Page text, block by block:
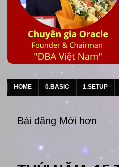
HOME 0.BASIC 1.SETUP
Bài đăng Mới hơn